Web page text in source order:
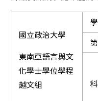
國立政治大學
東南亞語言與文
化學士學位學程
越文組